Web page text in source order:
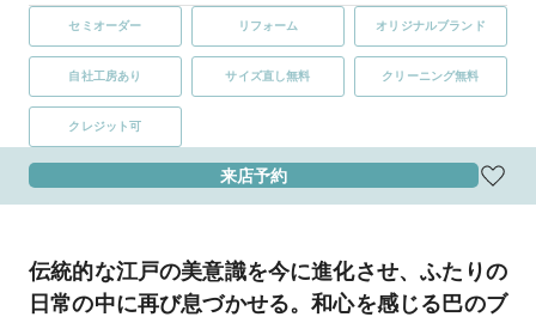
セミオーダー リフォーム オリジナルブランド
自社工房あり サイズ直し無料 クリーニング無料
クレジット可
来店予約
伝統的な江戸の美意識を今に進化させ、ふたりの
日常の中に再び息づかせる。和心を感じる巴のブ